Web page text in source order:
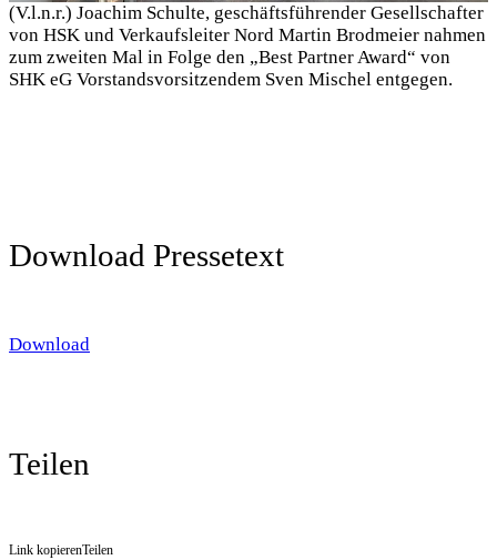
(V.l.n.r.) Joachim Schulte, geschäftsführender Gesellschafter
von HSK und Verkaufsleiter Nord Martin Brodmeier nahmen
zum zweiten Mal in Folge den „Best Partner Award“ von
SHK eG Vorstandsvorsitzendem Sven Mischel entgegen.
Download Pressetext
Download
Teilen
Link kopierenTeilen